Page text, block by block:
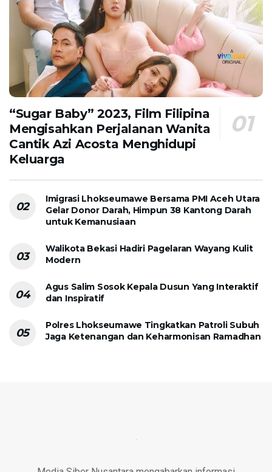
“Sugar Baby” 2023, Film Filipina
Mengisahkan Perjalanan Wanita
Cantik Azi Acosta Menghidupi
Keluarga
Imigrasi Lhokseumawe Bersama PMI Aceh Utara
Gelar Donor Darah, Himpun 38 Kantong Darah
untuk Kemanusiaan
Walikota Bekasi Hadiri Pagelaran Wayang Kulit
Modern
Agus Salim Sosok Kepala Dusun Yang Interaktif
dan Inspiratif
Polres Lhokseumawe Tingkatkan Patroli Subuh
Jaga Ketenangan dan Keharmonisan Ramadhan